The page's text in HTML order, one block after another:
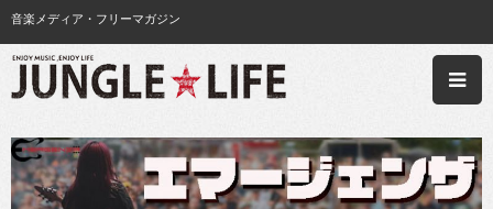
音楽メディア・フリーマガジン